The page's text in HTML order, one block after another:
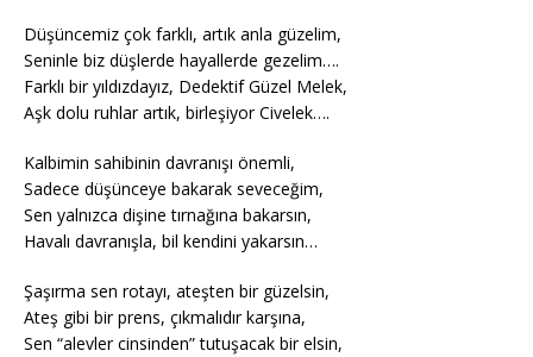
Düşüncemiz çok farklı, artık anla güzelim,
Seninle biz düşlerde hayallerde gezelim….
Farklı bir yıldızdayız, Dedektif Güzel Melek,
Aşk dolu ruhlar artık, birleşiyor Civelek….
Kalbimin sahibinin davranışı önemli,
Sadece düşünceye bakarak seveceğim,
Sen yalnızca dişine tırnağına bakarsın,
Havalı davranışla, bil kendini yakarsın…
Şaşırma sen rotayı, ateşten bir güzelsin,
Ateş gibi bir prens, çıkmalıdır karşına,
Sen “alevler cinsinden” tutuşacak bir elsin,